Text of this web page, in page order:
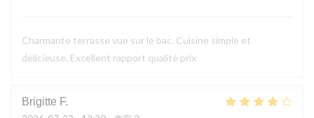
Charmante terrasse vue sur le bac. Cuisine simple et
délicieuse. Excellent rapport qualité prix
Brigitte F